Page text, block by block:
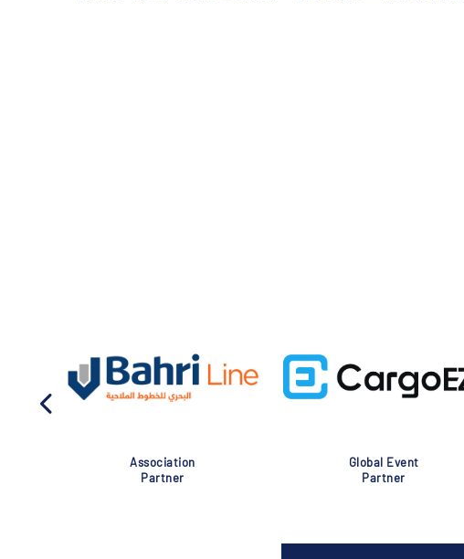
Association
Partner
Global Event
Partner